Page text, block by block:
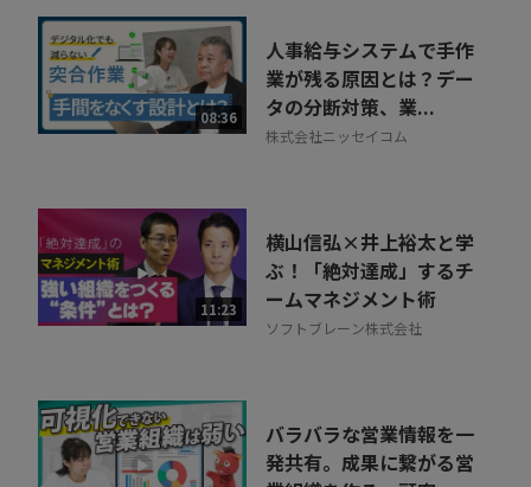
08:36
人事給与システムで手作
業が残る原因とは？デー
タの分断対策、業...
株式会社ニッセイコム
11:23
横山信弘×井上裕太と学
ぶ！「絶対達成」するチ
ームマネジメント術
ソフトブレーン株式会社
バラバラな営業情報を一
発共有。成果に繋がる営